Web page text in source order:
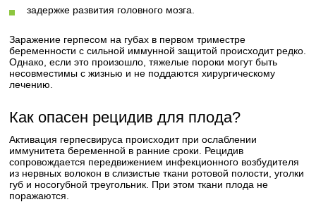
задержке развития головного мозга.
Заражение герпесом на губах в первом триместре
беременности с сильной иммунной защитой происходит редко.
Однако, если это произошло, тяжелые пороки могут быть
несовместимы с жизнью и не поддаются хирургическому
лечению.
Как опасен рецидив для плода?
Активация герпесвируса происходит при ослаблении
иммунитета беременной в ранние сроки. Рецидив
сопровождается передвижением инфекционного возбудителя
из нервных волокон в слизистые ткани ротовой полости, уголки
губ и носогубной треугольник. При этом ткани плода не
поражаются.